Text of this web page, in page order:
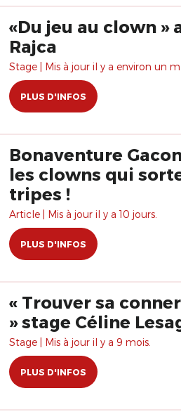
«Du jeu au clown »
Rajca
Stage | Mis à jour il y a environ un
PLUS D'INFOS
Bonaventure
les clowns qui
tripes !
Article | Mis à jour il y a 10 jours.
PLUS D'INFOS
« Trouver sa
» stage Céline
Stage | Mis à jour il y a 9 mois.
PLUS D'INFOS